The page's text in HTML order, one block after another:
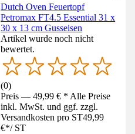
Dutch Oven Feuertopf
Petromax FT4.5 Essential 31 x
30 x 13 cm Gusseisen
Artikel wurde noch nicht
bewertet.
(0)
Preis — 49,99 € * Alle Preise
inkl. MwSt. und ggf. zzgl.
Versandkosten pro ST49,99
€*/ ST